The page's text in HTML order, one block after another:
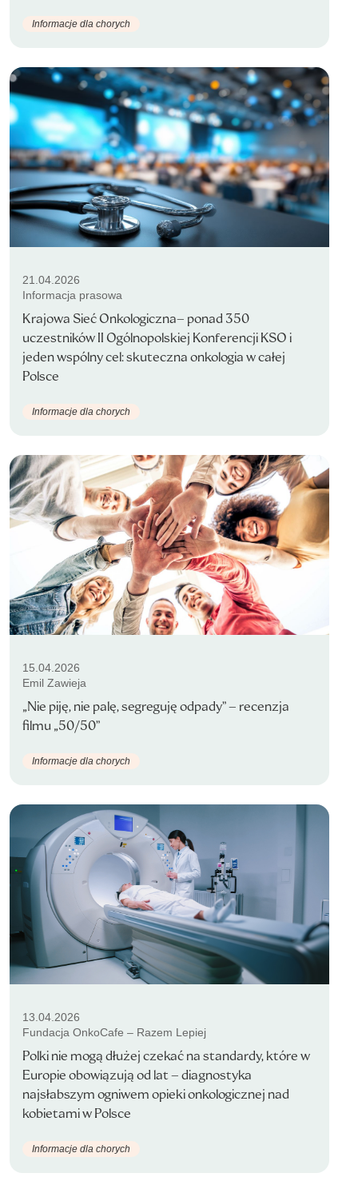
Informacje dla chorych
21.04.2026
Informacja prasowa
Krajowa Sieć Onkologiczna– ponad 350
uczestników II Ogólnopolskiej Konferencji KSO i
jeden wspólny cel: skuteczna onkologia w całej
Polsce
Informacje dla chorych
15.04.2026
Emil Zawieja
„Nie piję, nie palę, segreguję odpady” – recenzja
filmu „50/50”
Informacje dla chorych
13.04.2026
Fundacja OnkoCafe – Razem Lepiej
Polki nie mogą dłużej czekać na standardy, które w
Europie obowiązują od lat – diagnostyka
najsłabszym ogniwem opieki onkologicznej nad
kobietami w Polsce
Informacje dla chorych